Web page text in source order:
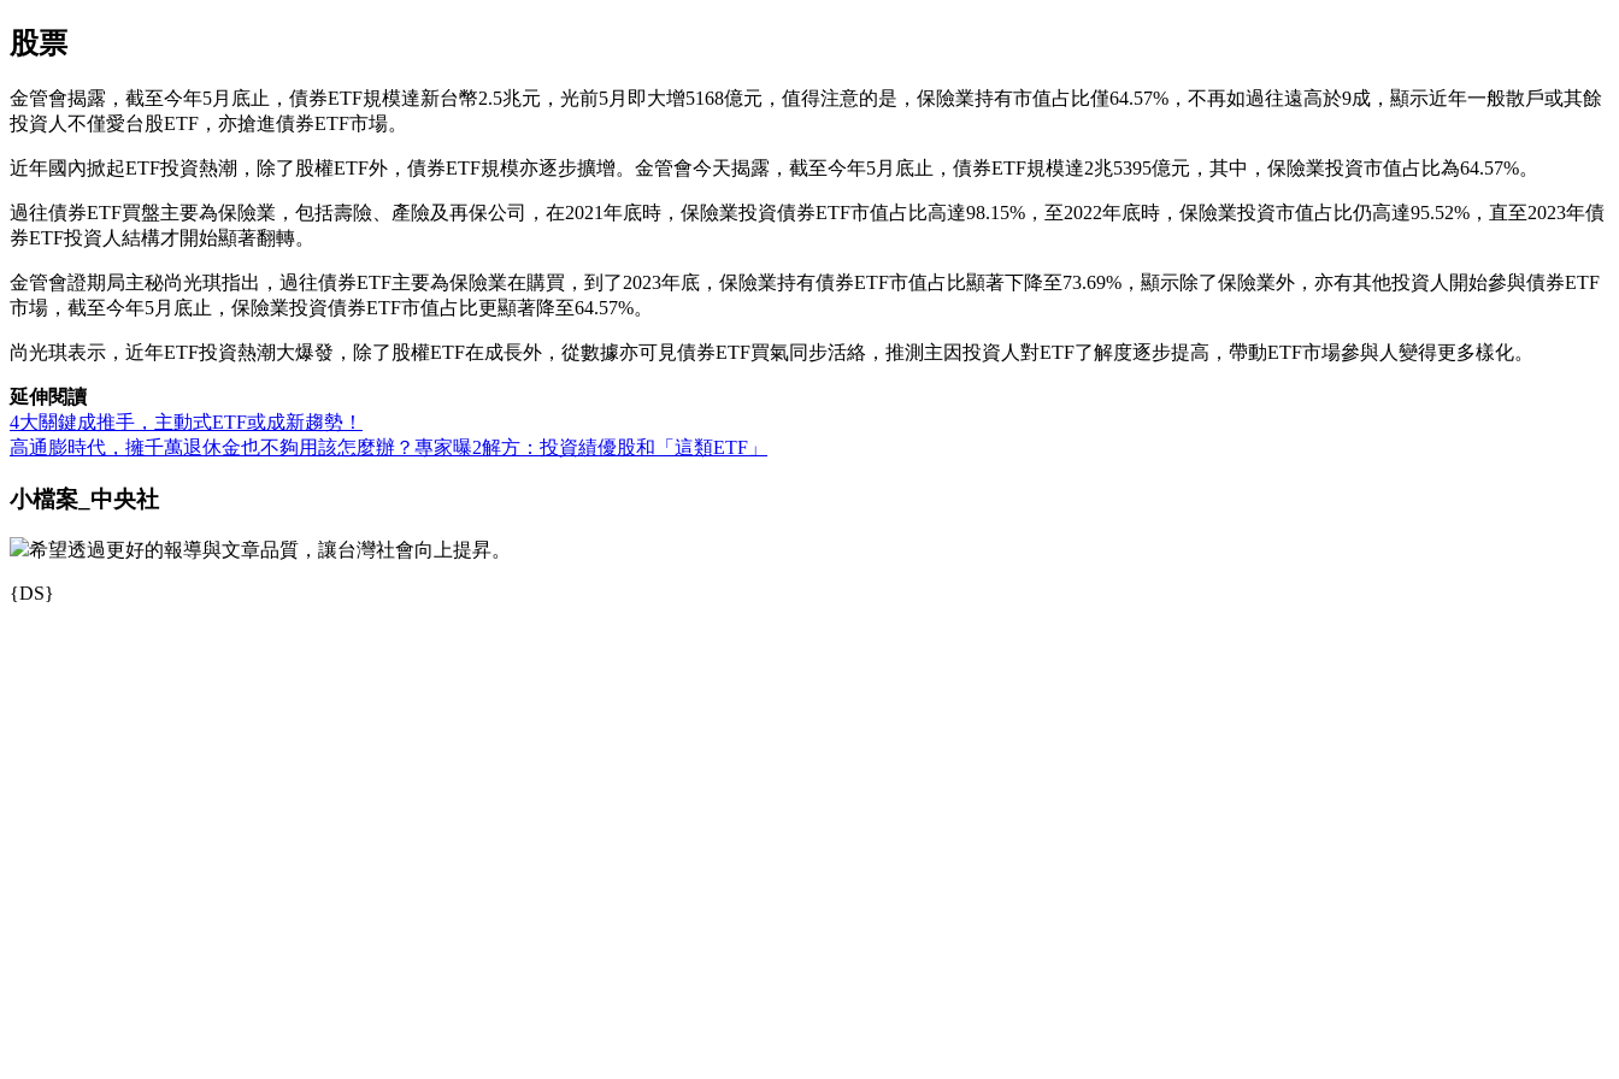
股票
金管會揭露，截至今年5月底止，債券ETF規模達新台幣2.5兆元，光前5月即大增5168億元，值得注意的是，保險業持有市值占比僅64.57%，不再如過往遠高於9成，顯示近年一般散戶或其餘
投資人不僅愛台股ETF，亦搶進債券ETF市場。
近年國內掀起ETF投資熱潮，除了股權ETF外，債券ETF規模亦逐步擴增。金管會今天揭露，截至今年5月底止，債券ETF規模達2兆5395億元，其中，保險業投資市值占比為64.57%。
過往債券ETF買盤主要為保險業，包括壽險、產險及再保公司，在2021年底時，保險業投資債券ETF市值占比高達98.15%，至2022年底時，保險業投資市值占比仍高達95.52%，直至2023年債
券ETF投資人結構才開始顯著翻轉。
金管會證期局主秘尚光琪指出，過往債券ETF主要為保險業在購買，到了2023年底，保險業持有債券ETF市值占比顯著下降至73.69%，顯示除了保險業外，亦有其他投資人開始參與債券ETF
市場，截至今年5月底止，保險業投資債券ETF市值占比更顯著降至64.57%。
尚光琪表示，近年ETF投資熱潮大爆發，除了股權ETF在成長外，從數據亦可見債券ETF買氣同步活絡，推測主因投資人對ETF了解度逐步提高，帶動ETF市場參與人變得更多樣化。
延伸閱讀
4大關鍵成推手，主動式ETF或成新趨勢！
高通膨時代，擁千萬退休金也不夠用該怎麼辦？專家曝2解方：投資績優股和「這類ETF」
小檔案_中央社
希望透過更好的報導與文章品質，讓台灣社會向上提昇。
{DS}